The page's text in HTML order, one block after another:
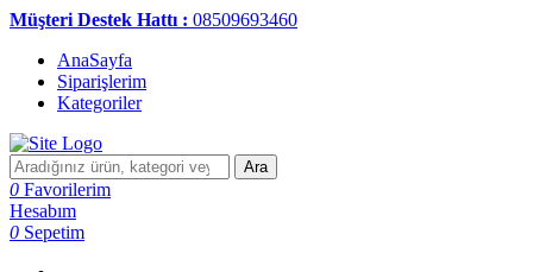
Müşteri Destek Hattı : 08509693460
AnaSayfa
Siparişlerim
Kategoriler
Ara
0 Favorilerim
Hesabım
0 Sepetim